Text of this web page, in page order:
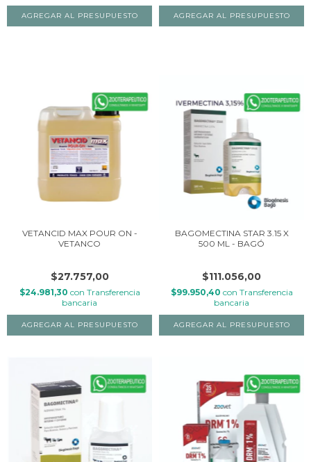
VETANCID MAX POUR ON -
VETANCO
$27.757,00
$24.981,30 con Transferencia
bancaria
BAGOMECTINA STAR 3.15 X
500 ML - BAGÓ
$111.056,00
$99.950,40 con Transferencia
bancaria